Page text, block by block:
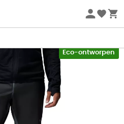
EXTRA vanaf 2 producten* met
Eco-ontworpen